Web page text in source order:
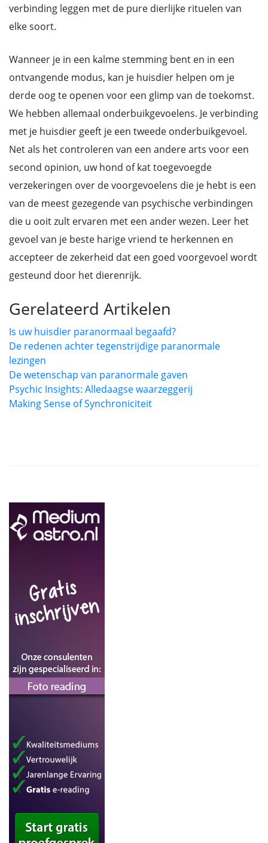
verbinding leggen met de pure dierlijke rituelen van
elke soort.
Wanneer je in een kalme stemming bent en in een
ontvangende modus, kan je huisdier helpen om je
derde oog te openen voor een glimp van de toekomst.
We hebben allemaal onderbuikgevoelens. Je verbinding
met je huisdier geeft je een tweede onderbuikgevoel.
Net als het controleren van een andere arts voor een
second opinion, uw hond of kat toegevoegde
verzekeringen over de voorgevoelens die je hebt is een
van de meest gezegende van psychische verbindingen
die u ooit zult ervaren met een ander wezen. Leer het
gevoel van je beste harige vriend te herkennen en
accepteer de zekerheid dat een goed voorgevoel wordt
gesteund door het dierenrijk.
Gerelateerd Artikelen
Is uw huisdier paranormaal begaafd?
De redenen achter tegenstrijdige paranormale
lezingen
De wetenschap van paranormale gaven
Psychic Insights: Alledaagse waarzeggerij
Making Sense of Synchroniciteit